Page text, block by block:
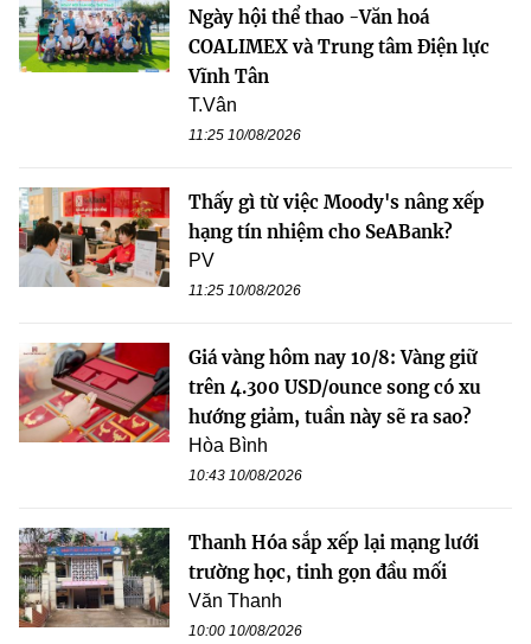
Ngày hội thể thao -Văn hoá
COALIMEX và Trung tâm Điện lực
Vĩnh Tân
T.Vân
11:25 10/08/2026
Thấy gì từ việc Moody's nâng xếp
hạng tín nhiệm cho SeABank?
PV
11:25 10/08/2026
Giá vàng hôm nay 10/8: Vàng giữ
trên 4.300 USD/ounce song có xu
hướng giảm, tuần này sẽ ra sao?
Hòa Bình
10:43 10/08/2026
Thanh Hóa sắp xếp lại mạng lưới
trường học, tinh gọn đầu mối
Văn Thanh
10:00 10/08/2026